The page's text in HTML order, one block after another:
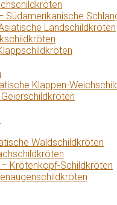
Südamerikanische
Landschildkröten
Klappen-
Waldschildkröten
Krötenkopf-Schildkröten